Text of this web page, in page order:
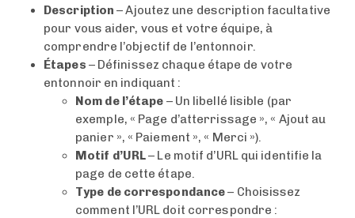
Description – Ajoutez une description facultative
pour vous aider, vous et votre équipe, à
comprendre l’objectif de l’entonnoir.
Étapes – Définissez chaque étape de votre
entonnoir en indiquant :
Nom de l’étape – Un libellé lisible (par
exemple, « Page d’atterrissage », « Ajout au
panier », « Paiement », « Merci »).
Motif d’URL– Le motif d’URL qui identifie la
page de cette étape.
Type de correspondance– Choisissez
comment l’URL doit correspondre :